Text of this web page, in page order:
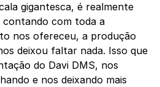
gigantesca, é realmente
contando com toda a
nos ofereceu, a produção
deixou faltar nada. Isso que
do Davi DMS, nos
e nos deixando mais